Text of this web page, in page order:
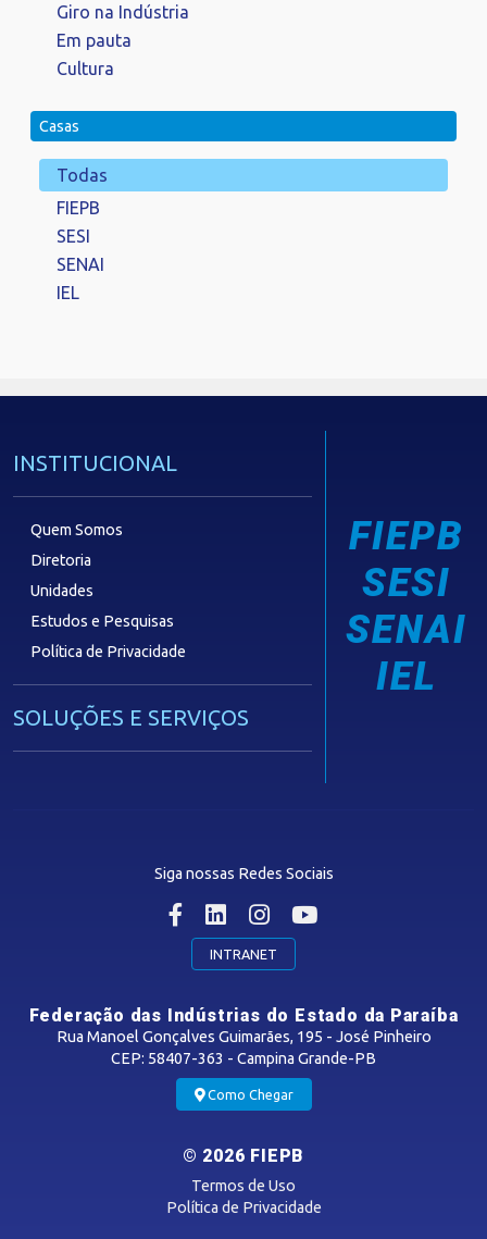
Giro na Indústria
Em pauta
Cultura
Casas
Todas
FIEPB
SESI
SENAI
IEL
INSTITUCIONAL
Quem Somos
Diretoria
Unidades
Estudos e Pesquisas
Política de Privacidade
SOLUÇÕES E SERVIÇOS
CONTRIBUIÇÃO SINDICAL
FIEPB
SESI
SENAI
IEL
Siga nossas Redes Sociais
INTRANET
Federação das Indústrias do Estado da Paraíba
Rua Manoel Gonçalves Guimarães, 195 - José Pinheiro
CEP: 58407-363 - Campina Grande-PB
Como Chegar
© 2026 FIEPB
Termos de Uso
Política de Privacidade